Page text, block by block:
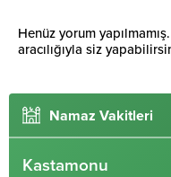
Henüz yorum
aracılığıyla siz
Namaz Vakitleri
Kastamonu